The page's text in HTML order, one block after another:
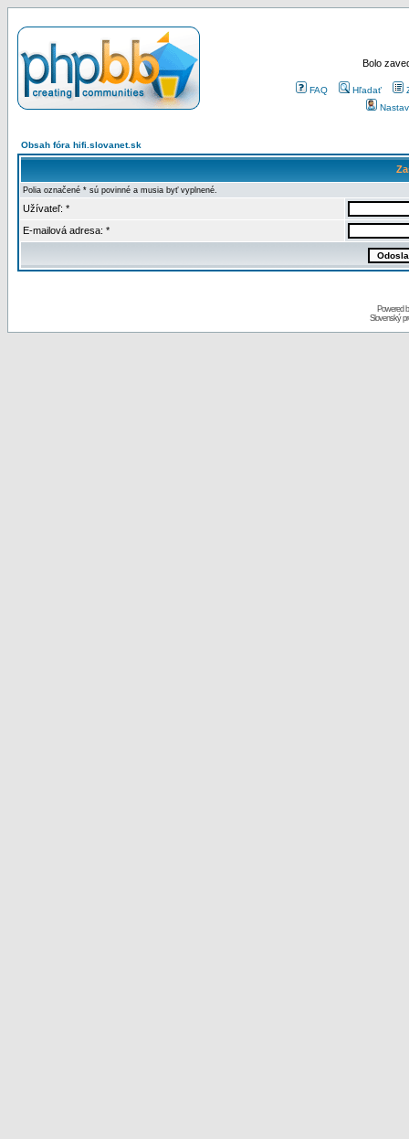
Bolo
FAQ Hľadať
Obsah fóra hifi.slovanet.sk
Polia označené * sú povinné a musia byť vyplnené.
Užívateľ: *
E-mailová adresa: *
Powered
Slovenský